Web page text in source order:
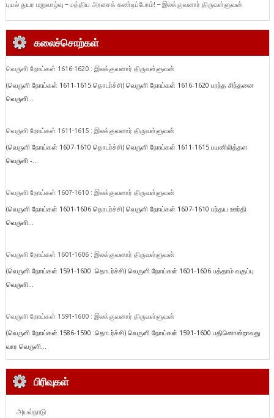
புயல் துயர மறுவாழ்வு – மத்திய அரசைக் கண்டிப்போம்! – இலக்குவனார் திருவள்ளுவன்
கலைச்சொற்கள்
வெருளி நோய்கள் 1616-1620 : இலக்குவனார் திருவள்ளுவன்
(வெருளி நோய்கள் 1611-1615 தொடர்ச்சி) வெருளி நோய்கள் 1616-1620 பரந்த சிந்தனை
வெருளி...
வெருளி நோய்கள் 1611-1615 : இலக்குவனார் திருவள்ளுவன்
(வெருளி நோய்கள் 1607-1610 தொடர்ச்சி) வெருளி நோய்கள் 1611-1615 பயனிலித்தள
வெருளி -...
வெருளி நோய்கள் 1607-1610 : இலக்குவனார் திருவள்ளுவன்
(வெருளி நோய்கள் 1601-1606 தொடர்ச்சி) வெருளி நோய்கள் 1607-1610 பந்தய ஊர்தி
வெருளி...
வெருளி நோய்கள் 1601-1606 : இலக்குவனார் திருவள்ளுவன்
(வெருளி நோய்கள் 1591-1600 :தொடர்ச்சி) வெருளி நோய்கள் 1601-1606 பத்தாம் வகுப்பு
வெருளி...
வெருளி நோய்கள் 1591-1600 : இலக்குவனார் திருவள்ளுவன்
(வெருளி நோய்கள் 1586-1590 :தொடர்ச்சி) வெருளி நோய்கள் 1591-1600 பதினொன்றாவது
வார வெருளி...
பிரிவுகள்
அயல்நாடு